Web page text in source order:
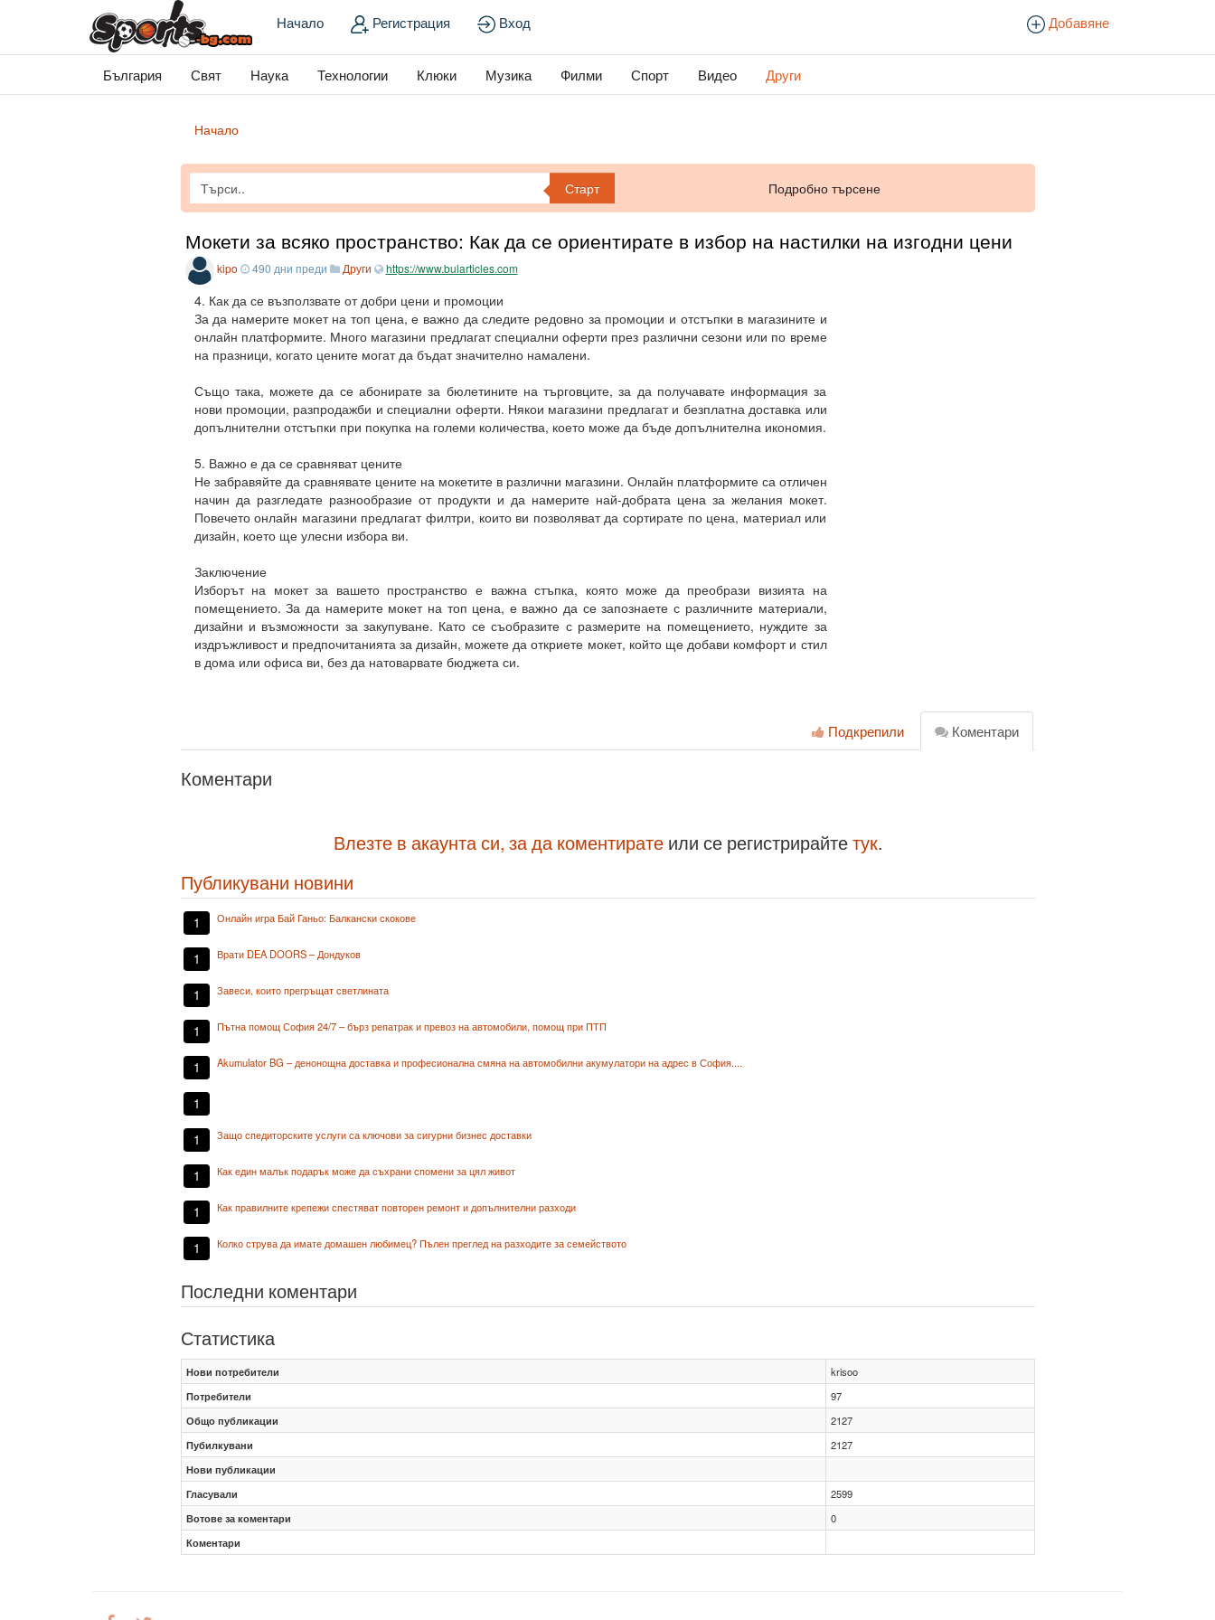
Начало Регистрация Вход Добавяне
България Свят Наука Технологии Клюки Музика Филми Спорт Видео Други
Начало
Старт Подробно търсене
Мокети за всяко пространство: Как да се ориентирате в избор на настилки на изгодни цени
kipo 490 дни преди Други https://www.bularticles.com
4. Как да се възползвате от добри цени и промоции
За да намерите мокет на топ цена, е важно да следите редовно за промоции и отстъпки в магазините и
онлайн платформите. Много магазини предлагат специални оферти през различни сезони или по време
на празници, когато цените могат да бъдат значително намалени.
Също така, можете да се абонирате за бюлетините на търговците, за да получавате информация за
нови промоции, разпродажби и специални оферти. Някои магазини предлагат и безплатна доставка или
допълнителни отстъпки при покупка на големи количества, което може да бъде допълнителна икономия.
5. Важно е да се сравняват цените
Не забравяйте да сравнявате цените на мокетите в различни магазини. Онлайн платформите са отличен
начин да разгледате разнообразие от продукти и да намерите най-добрата цена за желания мокет.
Повечето онлайн магазини предлагат филтри, които ви позволяват да сортирате по цена, материал или
дизайн, което ще улесни избора ви.
Заключение
Изборът на мокет за вашето пространство е важна стъпка, която може да преобрази визията на
помещението. За да намерите мокет на топ цена, е важно да се запознаете с различните материали,
дизайни и възможности за закупуване. Като се съобразите с размерите на помещението, нуждите за
издръжливост и предпочитанията за дизайн, можете да откриете мокет, който ще добави комфорт и стил
в дома или офиса ви, без да натоварвате бюджета си.
Коментари
Подкрепили
Коментари
Влезте в акаунта си, за да коментиратеили се регистрирайтетук.
Публикувани новини
1 Онлайн игра Бай Ганьо: Балкански скокове
1 Врати DEA DOORS – Дондуков
1 Завеси, които прегръщат светлината
1 Пътна помощ София 24/7 – бърз репатрак и превоз на автомобили, помощ при ПТП
1 Akumulator BG – денонощна доставка и професионална смяна на автомобилни акумулатори на адрес в София....
1
1 Защо спедиторските услуги са ключови за сигурни бизнес доставки
1 Как един малък подарък може да съхрани спомени за цял живот
1 Как правилните крепежи спестяват повторен ремонт и допълнителни разходи
1 Колко струва да имате домашен любимец? Пълен преглед на разходите за семейството
Последни коментари
Статистика
Нови потребители
krisoo
Потребители
97
Общо публикации
2127
Пубилкувани
2127
Нови публикации
Гласували
2599
Вотове за коментари
0
Коментари